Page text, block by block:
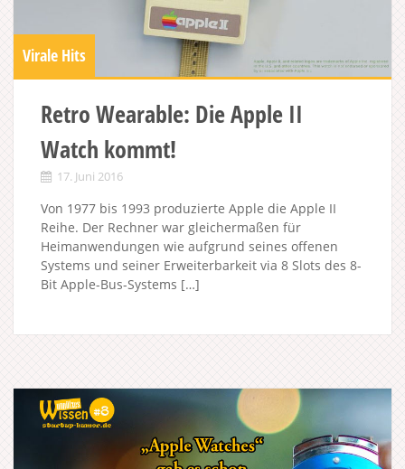
Virale Hits
Retro Wearable: Die Apple II
Watch kommt!
17. Juni 2016
Von 1977 bis 1993 produzierte Apple die Apple II
Reihe. Der Rechner war gleichermaßen für
Heimanwendungen wie aufgrund seines offenen
Systems und seiner Erweiterbarkeit via 8 Slots des 8-
Bit Apple-Bus-Systems […]